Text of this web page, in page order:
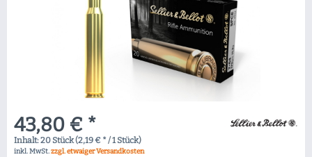
43,80 € *
Inhalt:20 Stück (2,19 € * / 1 Stück)
inkl. MwSt.zzgl. etwaiger Versandkosten